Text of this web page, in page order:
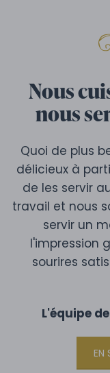
Nous
nous
Quoi de plus
délicieux à
de les servir
travail et nous
servir un
l'impression
sourires
L'équipe
EN